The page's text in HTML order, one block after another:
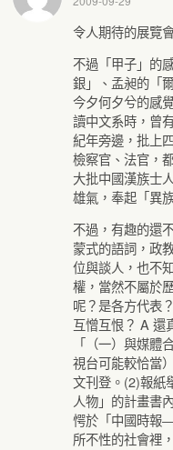
令人期待的展覽
不過「甲子」的
銀」、孟昶的「
今夕何夕兮的感
讀中文系時，曾
紀年旁邊，批上
檢察官、法官，
大批中國漢族士
雄氣，奉起「異
不過，有趣的還
蒙式的語詞，政
位與談人，也不
權，當然不屬於
呢？是各方代表
互憎互恨？ A 還
「（一）與媒
視台可能較恰當
文刊登。(2)報紙
人物」的計畫書
愕於「中國時報
所不性的社會裡